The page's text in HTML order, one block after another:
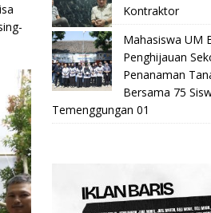
Kontraktor
Mahasiswa UM
Penghijauan
Penanaman
Bersama 75
Temenggungan 01